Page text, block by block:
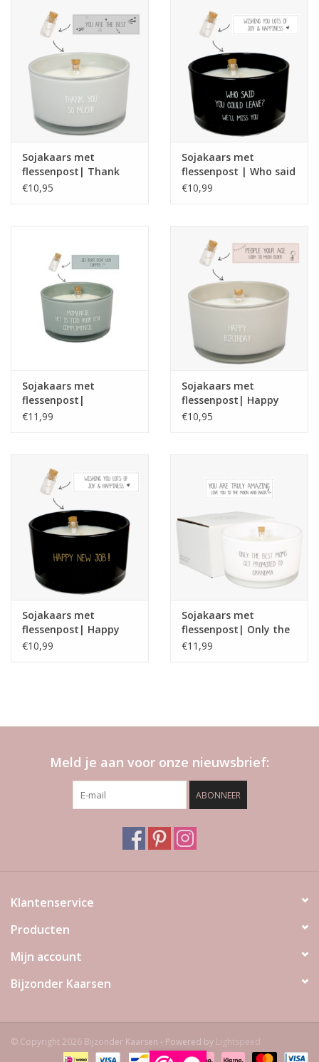
Merken
Sojakaars met
flessenpost| Thank
you so much | Amber's
€10,95
Sojakaars met
flessenpost | Who said
you could leave| Warm
€10,99
Sojakaars met
flessenpost|
Complimentje| Minty
€11,99
Sojakaars met
flessenpost| Happy
Birtday | Fig's Delight
€10,95
Sojakaars met
flessenpost| Happy
New Job | Warm
€10,99
Sojakaars met
flessenpost| Only the
best moms get
€11,99
Meld je aan voor onze nieuwsbrief:
ABONNEER
Klantenservice
Producten
Mijn account
Bijzonder Kaarsen
© Copyright 2026 Bijzonder Kaarsen - Powered by Lightspeed